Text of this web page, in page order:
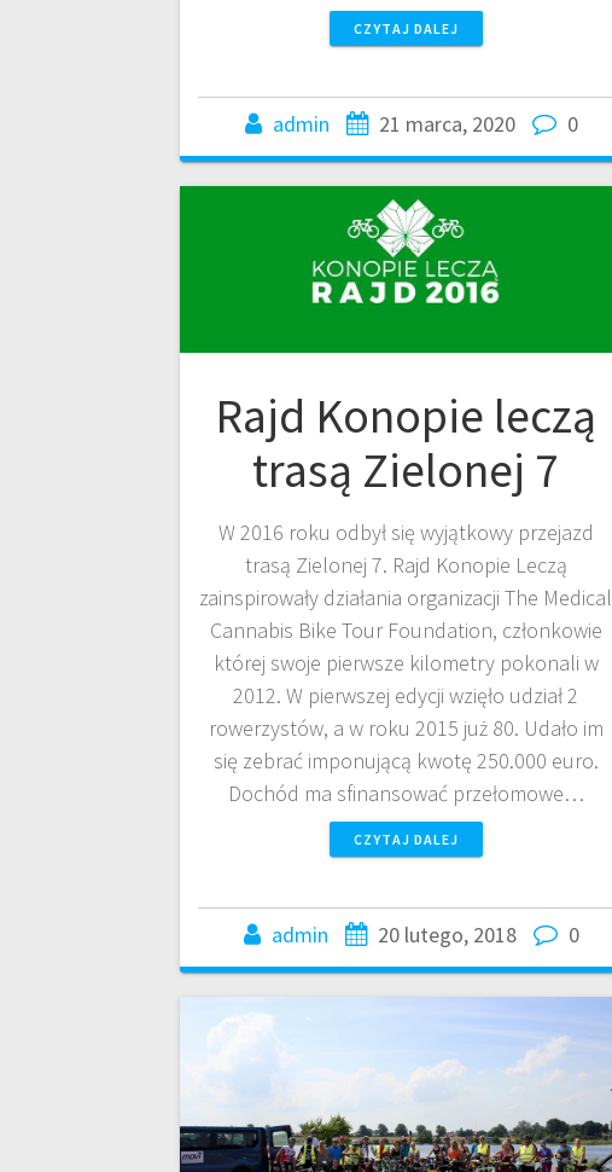
CZYTAJ DALEJ
admin 21 marca, 2020 0
Rajd Konopie leczą
trasą Zielonej 7
W 2016 roku odbył się wyjątkowy przejazd
trasą Zielonej 7. Rajd Konopie Leczą
zainspirowały działania organizacji The Medical
Cannabis Bike Tour Foundation, członkowie
której swoje pierwsze kilometry pokonali w
2012. W pierwszej edycji wzięło udział 2
rowerzystów, a w roku 2015 już 80. Udało im
się zebrać imponującą kwotę 250.000 euro.
Dochód ma sfinansować przełomowe…
CZYTAJ DALEJ
admin 20 lutego, 2018 0